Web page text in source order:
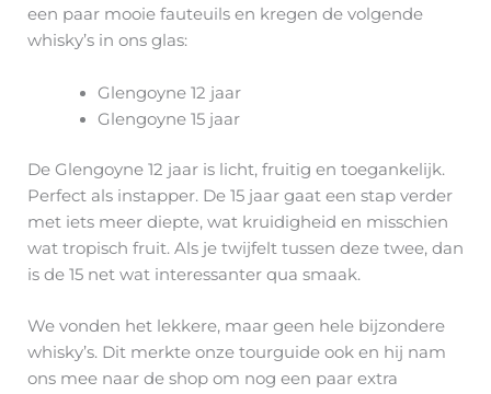
een paar mooie fauteuils en kregen de volgende
whisky’s in ons glas:
Glengoyne 12 jaar
Glengoyne 15 jaar
De Glengoyne 12 jaar is licht, fruitig en toegankelijk.
Perfect als instapper. De 15 jaar gaat een stap verder
met iets meer diepte, wat kruidigheid en misschien
wat tropisch fruit. Als je twijfelt tussen deze twee, dan
is de 15 net wat interessanter qua smaak.
We vonden het lekkere, maar geen hele bijzondere
whisky’s. Dit merkte onze tourguide ook en hij nam
ons mee naar de shop om nog een paar extra